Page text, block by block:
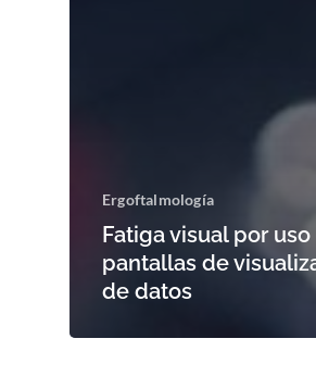
Ergoftalmología
Fatiga visual por
pantallas de
de datos